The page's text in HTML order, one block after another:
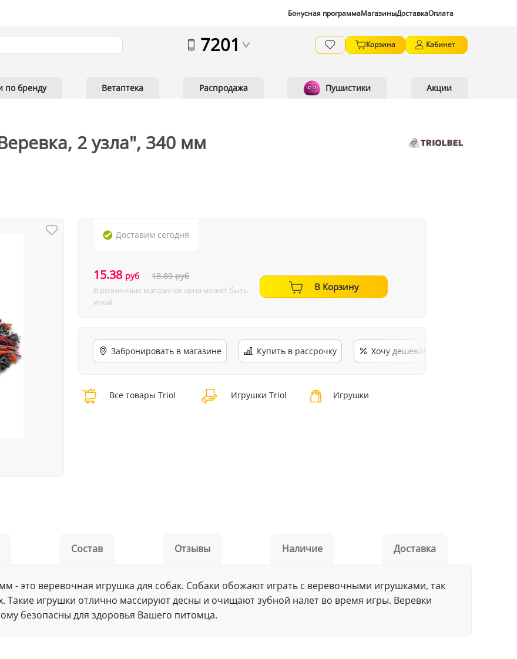
Бонусная программаМагазиныДоставкаОплата
7201 Корзина Кабинет
по бренду Ветаптека Распродажа Пушистики Акции
2 узла", 340 мм
Доставим сегодня
15.38 руб 18.89руб
В розничных магазинах цена может быть
иной
В Корзину
Забронировать в магазине Купить в рассрочку Хочу дешевле
Все товары Triol Игрушки Triol Игрушки
Состав Отзывы Наличие Доставка
- это веревочная игрушка для собак. Собаки обожают играть с веревочными игрушками, так
Такие игрушки отлично массируют десны и очищают зубной налет во время игры. Веревки
безопасны для здоровья Вашего питомца.